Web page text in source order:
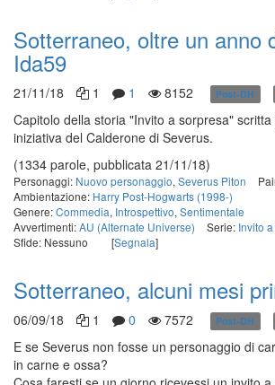
Sotterraneo, oltre un anno
Ida59
21/11/18 1 1 8152 Post-DH
Capitolo della storia "Invito a sorpresa"
iniziativa del Calderone di Severus.
(1334 parole, pubblicata 21/11/18)
Personaggi: Nuovo personaggio, Severus Piton
Ambientazione: Harry Post-Hogwarts (1998-)
Genere:Commedia, Introspettivo, Sentimentale
Avvertimenti:AU (Alternate Universe) Serie: Invito
Sfide: Nessuno
[Segnala]
Sotterraneo, alcuni mesi
06/09/18 1 0 7572 Post-DH
E se Severus non fosse un personaggio di
in carne e ossa?